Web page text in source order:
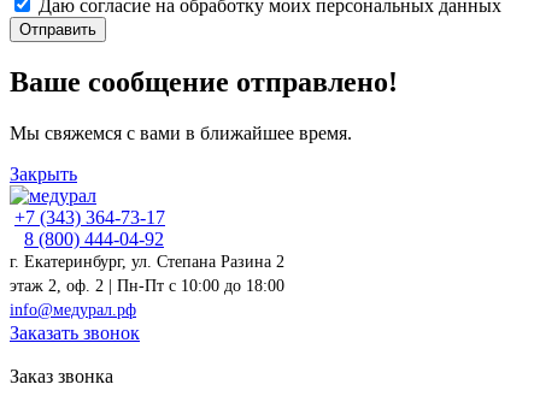
Даю согласие на обработку моих персональных данных
Отправить
Ваше сообщение отправлено!
Мы свяжемся с вами в ближайшее время.
Закрыть
+7 (343) 364-73-17
8 (800) 444-04-92
г. Екатеринбург, ул. Степана Разина 2
этаж 2, оф. 2 | Пн-Пт c 10:00 до 18:00
info@медурал.рф
Заказать звонок
Заказ звонка